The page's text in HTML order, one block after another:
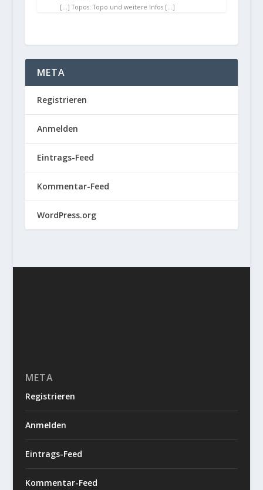
[…] Topos: Topo und weitere Infos […]
META
Registrieren
Anmelden
Eintrags-Feed
Kommentar-Feed
WordPress.org
META
Registrieren
Anmelden
Eintrags-Feed
Kommentar-Feed